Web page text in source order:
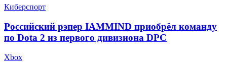
Киберспорт
​Российский рэпер IAMMIND приобрёл команду
по Dota 2 из первого дивизиона DPC
Xbox